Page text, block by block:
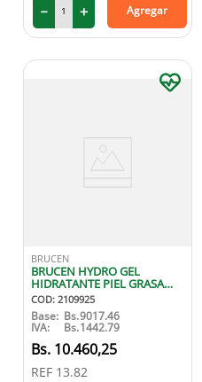
＋
－ Agregar
BRUCEN
BRUCEN HYDRO GEL
HIDRATANTE PIEL GRASA
120 ML
COD: 2109925
Base: Bs.9017.46
IVA: Bs.1442.79
10.460,25
REF 13.82